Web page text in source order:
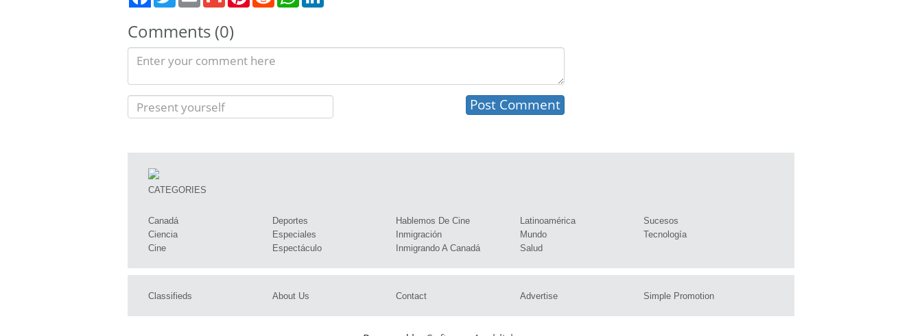
Comments (0)
CATEGORIES
Canadá
Ciencia
Cine
Deportes
Especiales
Espectáculo
Hablemos De Cine
Inmigración
Inmigrando A Canadá
Latinoamérica
Mundo
Salud
Sucesos
Tecnología
Classifieds About Us Contact Advertise Simple Promotion